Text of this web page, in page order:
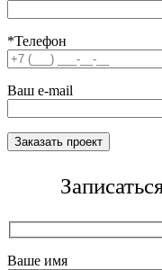
*Телефон
Ваш e-mail
Ваше имя